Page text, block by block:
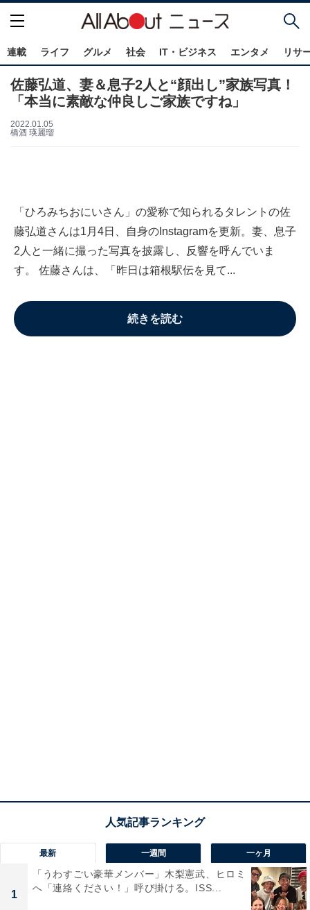
連載 ライフ グルメ 社会 IT・ビジネス エンタメ リサ
佐藤弘道、妻＆息子2人と“顔出し”家族写真！
「本当に素敵な仲良しご家族ですね」
2022.01.05
橋酒 瑛麗瑠
「ひろみちおにいさん」の愛称で知られるタレントの佐
藤弘道さんは1月4日、自身のInstagramを更新。妻、息子
2人と一緒に撮った写真を披露し、反響を呼んでいま
す。 佐藤さんは、「昨日は箱根駅伝を見て...
続きを読む
最新 一週間 一ヶ月
1
「うわすごい豪華メンバー」木梨憲武、ヒロミ
へ「連絡ください！」呼び掛ける。ISS...